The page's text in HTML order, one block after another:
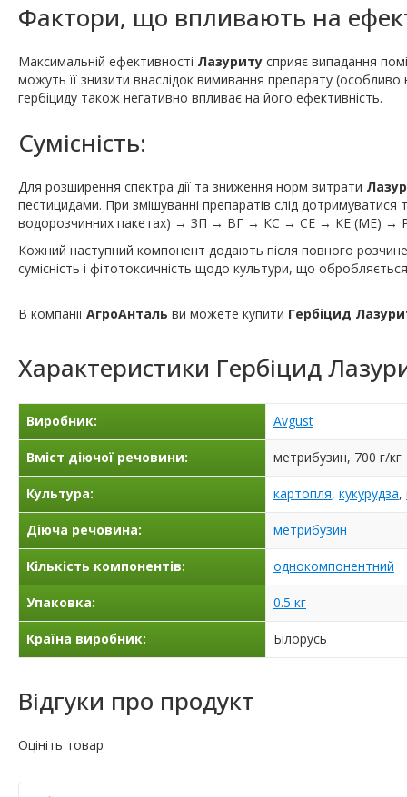
Фактори, що впливають на
Максимальній ефективності Лазуриту сприяє випадання
можуть її знизити внаслідок вимивання препарату
гербіциду також негативно впливає на його ефективність.
Сумісність:
Для розширення спектра дії та зниження норм витрати
пестицидами. При змішуванні препаратів слід дотримуватися
водорозчинних пакетах) → ЗП → ВГ → КС → СЕ → КЕ (МЕ)
Кожний наступний компонент додають після повного
сумісність і фітотоксичність щодо культури, що
В компанії АгроАнталь ви можете купити Гербіцид
Характеристики Гербіцид
Виробник: Avgust
Вміст діючої речовини: метрибузин, 700 г/кг
Культура: картопля, кукурудза,
Діюча речовина: метрибузин
Кількість компонентів: однокомпонентний
Упаковка: 0.5 кг
Країна виробник: Білорусь
Відгуки про продукт
Оцініть товар